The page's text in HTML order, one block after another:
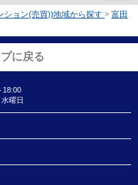
ション(売買))地域から探す > 富田
に戻る
18:00
曜日